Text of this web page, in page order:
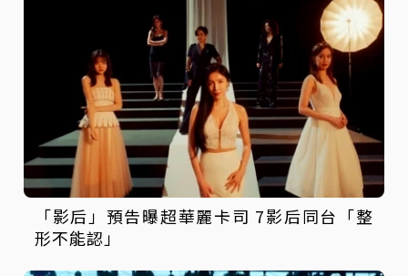
「影后」預告曝超華麗卡司 7影后同台「整
形不能認」